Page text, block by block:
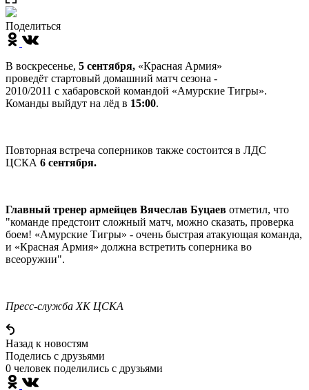
Поделиться
В воскресенье, 5 сентября, «Красная Армия»
проведёт стартовый домашний матч сезона -
2010/2011 с хабаровской командой «Амурские Тигры».
Команды выйдут на лёд в 15:00.
Повторная встреча соперников также состоится в ЛДС
ЦСКА 6 сентября.
Главный тренер армейцев Вячеслав Буцаев отметил, что
"команде предстоит сложный матч, можно сказать, проверка
боем! «Амурские Тигры» - очень быстрая атакующая команда,
и «Красная Армия» должна встретить соперника во
всеоружии".
Пресс-служба ХК ЦСКА
Назад к новостям
Поделись c друзьями
0 человек поделились c друзьями